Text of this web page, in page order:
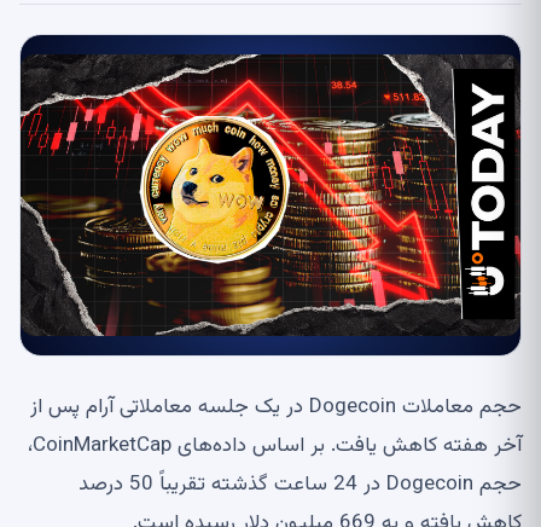
حجم معاملات Dogecoin در یک جلسه معاملاتی آرام پس از
آخر هفته کاهش یافت. بر اساس داده‌های CoinMarketCap،
حجم Dogecoin در 24 ساعت گذشته تقریباً 50 درصد